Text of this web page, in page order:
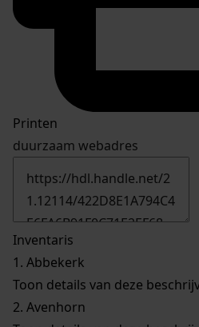
Printen
duurzaam webadres
Inventaris
1. Abbekerk
Toon details van deze
2. Avenhorn